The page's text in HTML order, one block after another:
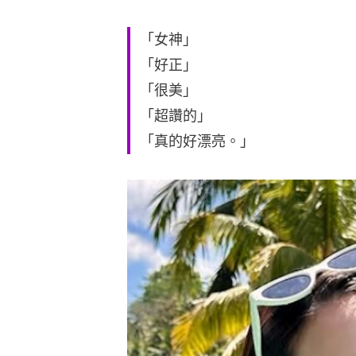
「女神」
「好正」
「很美」
「超讚的」
「真的好漂亮。」